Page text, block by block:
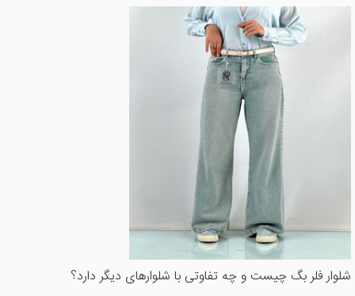
شلوار فلر بگ چیست و چه تفاوتی با شلوارهای دیگر دارد؟